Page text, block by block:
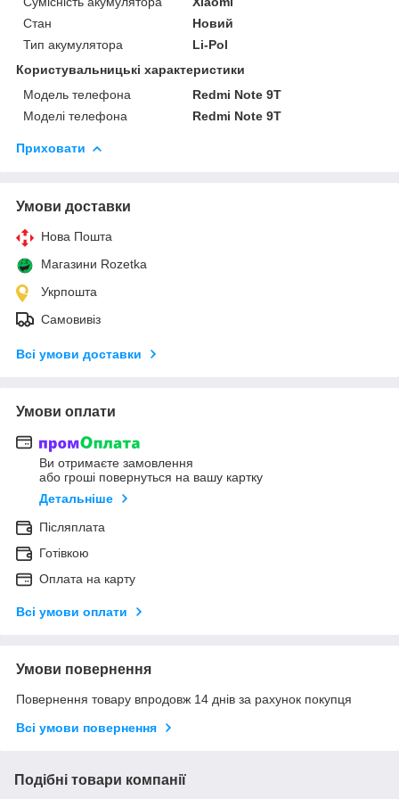
Стан
Новий
Тип акумулятора
Li-Pol
Користувальницькі характеристики
Модель телефона
Redmi Note 9T
Моделі телефона
Redmi Note 9T
Приховати
Умови доставки
Нова Пошта
Магазини Rozetka
Укрпошта
Самовивіз
Всі умови доставки
Умови оплати
Ви отримаєте замовлення
або гроші повернуться на вашу картку
Детальніше
Післяплата
Готівкою
Оплата на карту
Всі умови оплати
Умови повернення
Повернення товару впродовж 14 днів за рахунок покупця
Всі умови повернення
Подібні товари компанії